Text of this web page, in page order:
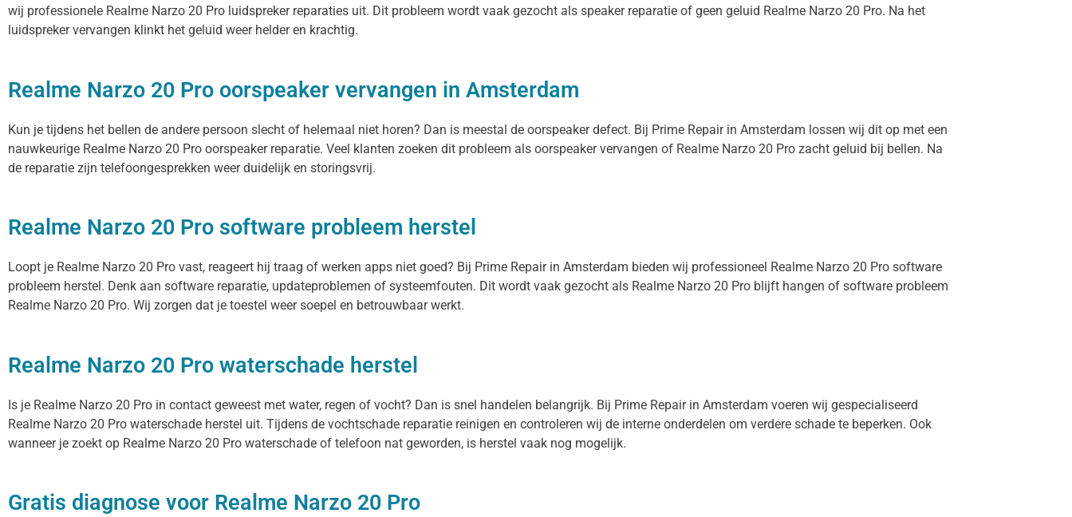
wij professionele Realme Narzo 20 Pro luidspreker reparaties uit. Dit probleem wordt vaak gezocht als speaker reparatie of geen geluid Realme Narzo 20 Pro. Na het
luidspreker vervangen klinkt het geluid weer helder en krachtig.
Realme Narzo 20 Pro oorspeaker vervangen in Amsterdam
Kun je tijdens het bellen de andere persoon slecht of helemaal niet horen? Dan is meestal de oorspeaker defect. Bij Prime Repair in Amsterdam lossen wij dit op met een
nauwkeurige Realme Narzo 20 Pro oorspeaker reparatie. Veel klanten zoeken dit probleem als oorspeaker vervangen of Realme Narzo 20 Pro zacht geluid bij bellen. Na
de reparatie zijn telefoongesprekken weer duidelijk en storingsvrij.
Realme Narzo 20 Pro software probleem herstel
Loopt je Realme Narzo 20 Pro vast, reageert hij traag of werken apps niet goed? Bij Prime Repair in Amsterdam bieden wij professioneel Realme Narzo 20 Pro software
probleem herstel. Denk aan software reparatie, updateproblemen of systeemfouten. Dit wordt vaak gezocht als Realme Narzo 20 Pro blijft hangen of software probleem
Realme Narzo 20 Pro. Wij zorgen dat je toestel weer soepel en betrouwbaar werkt.
Realme Narzo 20 Pro waterschade herstel
Is je Realme Narzo 20 Pro in contact geweest met water, regen of vocht? Dan is snel handelen belangrijk. Bij Prime Repair in Amsterdam voeren wij gespecialiseerd
Realme Narzo 20 Pro waterschade herstel uit. Tijdens de vochtschade reparatie reinigen en controleren wij de interne onderdelen om verdere schade te beperken. Ook
wanneer je zoekt op Realme Narzo 20 Pro waterschade of telefoon nat geworden, is herstel vaak nog mogelijk.
Gratis diagnose voor Realme Narzo 20 Pro